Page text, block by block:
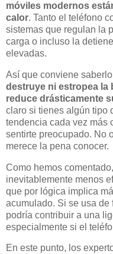
móviles modernos
calor. Tanto el teléfono
sistemas que regulan la
carga o incluso la
elevadas.
Así que conviene
destruye ni estropea la
reduce drásticamente
claro si tienes algún tipo
tendencia cada vez más
sentirte preocupado. No
merece la pena conocer.
Como hemos
inevitablemente menos
que por lógica implica
acumulado. Si se usa de
podría contribuir a una
especialmente si el
En este punto, los